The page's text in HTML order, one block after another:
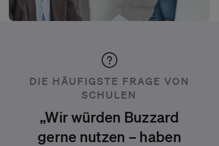
DIE HÄUFIGSTE FRAGE VON
SCHULEN
„Wir würden Buzzard
gerne nutzen – haben